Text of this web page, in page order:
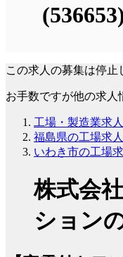
この求人の募集は停止
お手数ですが他の求人
工場・製造業求人
福島県の工場求人
いわき市の工場
株式会
ション